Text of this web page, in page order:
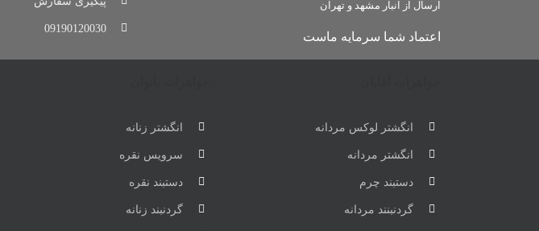
ارسال از انبار مشهد و تهران
اعتماد شما سرمایه ماست
09190120030
انگشتر لوکس مردانه
انگشتر مردانه
دستبند چرم
گردنبنند مردانه
انگشتر زنانه
سرویس نقره
دستبند نقره
گردنبند زنانه